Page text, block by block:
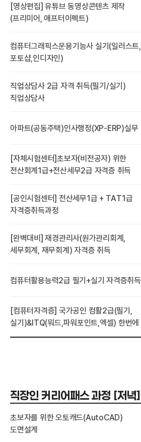
[영상편집] 유튜브 동영상콘텐츠 제작
(프리미어, 애프터이펙트)
컴퓨터그래픽스운용기능사 실기(일러스트,
포토샵,인디자인)
직업상담사 2급 자격 취득(필기/실기)
직업상담사
아파트(공동주택)인사행정(XP-ERP)실무
[자체시험센터]초보자(비전공자) 위한
전산회계1급+전산세무2급 자격증 취득
[공인시험센터] 전산세무1급 + TAT1급
자격증취득과정
[완벽대비] 재경관리사(원가관리회계,
세무회계, 재무회계) 자격증 취득
컴퓨터활용능력2급 필기+실기 자격증취득
[컴퓨터자격증] 국가공인 컴활2급(필기,
실기)&ITQ(워드,파워포인트,엑셀) 한번에
직장인 커리어패스 과정 [저녁]
초보자를 위한 오토캐드(AutoCAD)
도면설계